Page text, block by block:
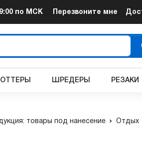
по МСК Перезвоните мне
ШРЕДЕРЫ РЕЗАКИ
товары под нанесение Отдых